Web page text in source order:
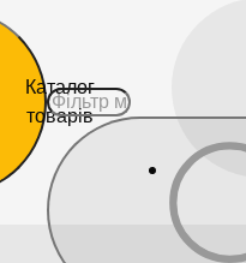
Каталог
товарів